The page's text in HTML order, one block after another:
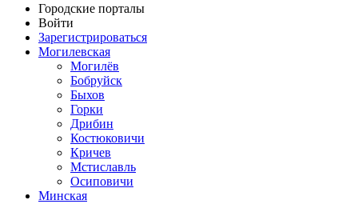
Городские порталы
Войти
Зарегистрироваться
Могилевская
Могилёв
Бобруйск
Быхов
Горки
Дрибин
Костюковичи
Кричев
Мстиславль
Осиповичи
Минская